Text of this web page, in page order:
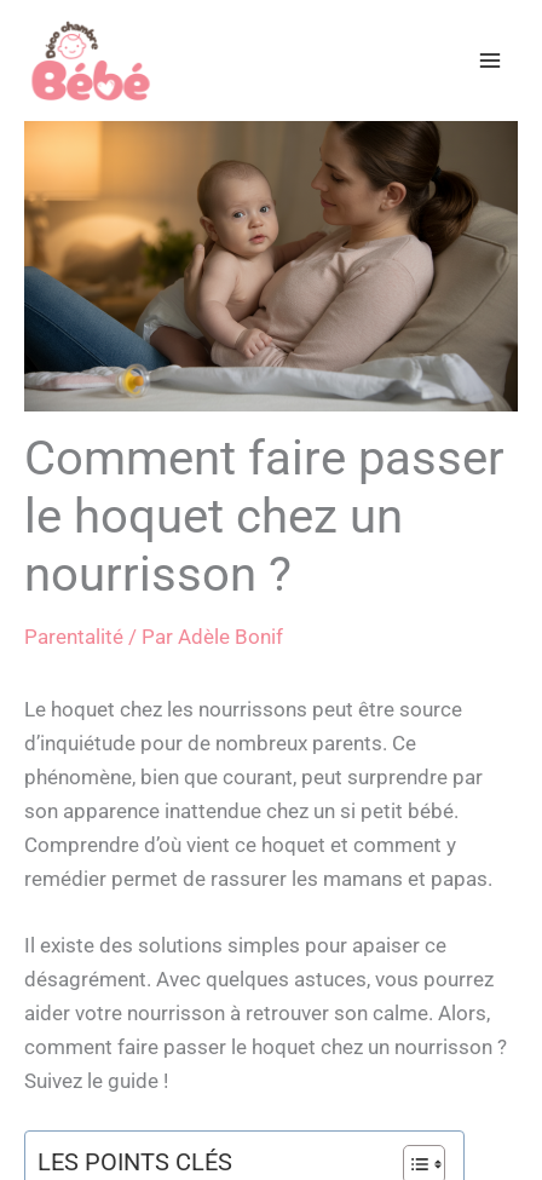
contenu
Comment faire passer
le hoquet chez un
nourrisson ?
Parentalité / Par Adèle Bonif
Le hoquet chez les nourrissons peut être source
d’inquiétude pour de nombreux parents. Ce
phénomène, bien que courant, peut surprendre par
son apparence inattendue chez un si petit bébé.
Comprendre d’où vient ce hoquet et comment y
remédier permet de rassurer les mamans et papas.
Il existe des solutions simples pour apaiser ce
désagrément. Avec quelques astuces, vous pourrez
aider votre nourrisson à retrouver son calme. Alors,
comment faire passer le hoquet chez un nourrisson ?
Suivez le guide !
LES POINTS CLÉS